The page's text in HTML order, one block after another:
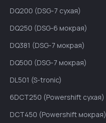
DQ200 (DSG-7 сухая)
DQ250 (DSG-6 мокрая)
DQ381 (DSG-7 мокрая)
DQ500 (DSG-7 мокрая)
DL501 (S-tronic)
6DCT250 (Powershift сухая)
DCT450 (Powershift мокрая)